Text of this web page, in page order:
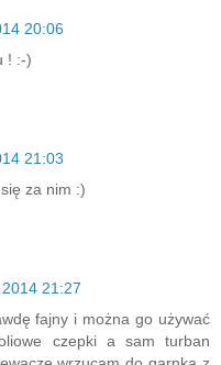
20:06
! :-)
21:03
za nim :)
21:27
fajny i można go używać
czepki a sam turban